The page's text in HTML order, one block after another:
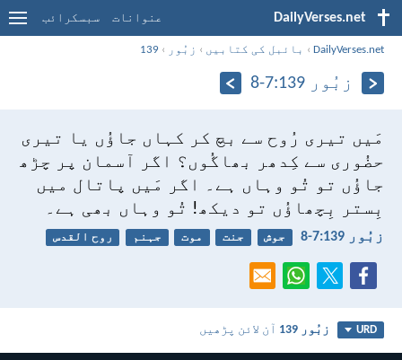
DailyVerses.net عنوانات سبسکرائب
DailyVerses.net
› بائبل کی کتابیں › زبُور ›
139
زبُور 139:‏7-‏8
مَیں تیری رُوح سے بچ کر کہاں جاؤُں یا تیری
حضُوری سے کِدھر بھاگُوں؟ اگر آسمان پر چڑھ
جاؤُں تو تُو وہاں ہے۔
اگر مَیں پاتال میں
بِستر بِچھاؤُں تو دیکھ! تُو وہاں بھی ہے۔
زبُور 139:‏7-‏8 جوش جنت موت جہنم روح القدس
URD زبُور 139 آن لائن پڑھیں